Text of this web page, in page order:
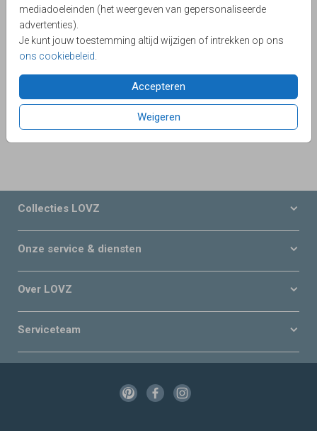
mediadoeleinden (het weergeven van gepersonaliseerde
advertenties).
Je kunt jouw toestemming altijd wijzigen of intrekken op ons
ons cookiebeleid
Accepteren
Weigeren
Collecties LOVZ
Onze service & diensten
Over LOVZ
Serviceteam